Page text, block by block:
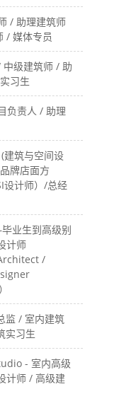
/ 助理建筑师
/ 媒体专员
中级建筑师 / 助
习生
负责人 / 助理
建筑与空间设
牌店面方
设计师）/总经
业生到高级别
计师
/
监 / 室内建筑
实习生
- 室内高级
计师 / 高级建